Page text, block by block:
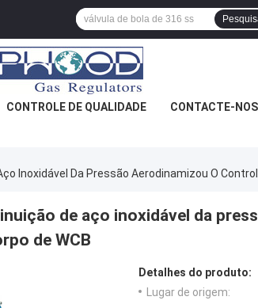
CONTROLE DE QUALIDADE CONTACTE-NOS
Inoxidável Da Pressão Aerodinamizou O
de aço inoxidável da
de WCB
Detalhes do produto:
Lugar de origem: